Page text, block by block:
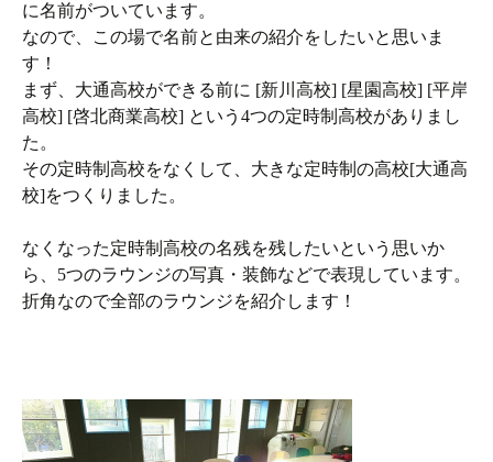
に名前がついています。
なので、この場で名前と由来の紹介をしたいと思いま
す！
まず、大通高校ができる前に [新川高校] [星園高校] [平岸
高校] [啓北商業高校] という4つの定時制高校がありまし
た。
その定時制高校をなくして、大きな定時制の高校[大通高
校]をつくりました。
なくなった定時制高校の名残を残したいという思いか
ら、5つのラウンジの写真・装飾などで表現しています。
折角なので全部のラウンジを紹介します！